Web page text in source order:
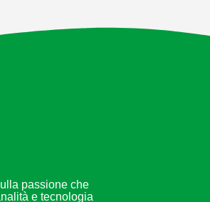
passione che
e tecnologia